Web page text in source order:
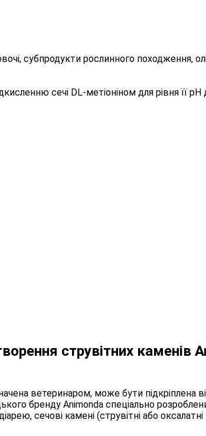
субпродукти рослинного походження,
сечі DL-метіоніном для рівня її рН
струвітних каменів
ветеринаром, може бути підкріплена
бренду Animonda спеціально
сечові камені (струвітні або